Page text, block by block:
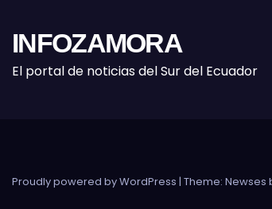
INFOZAMORA
El portal de noticias del Sur del Ecuador
Proudly powered by WordPress | Theme: Newses